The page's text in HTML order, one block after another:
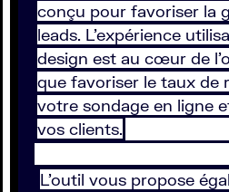
conçu pour favoriser la
leads. L’expérience
design est au cœur de
que favoriser le taux de
votre sondage en ligne
vos clients.
L’outil vous propose